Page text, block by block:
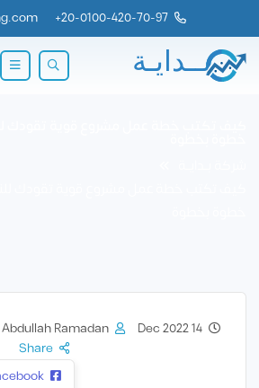
20-0100-420-70-97
+
14 Dec 2022
Abdullah Ramadan
Share